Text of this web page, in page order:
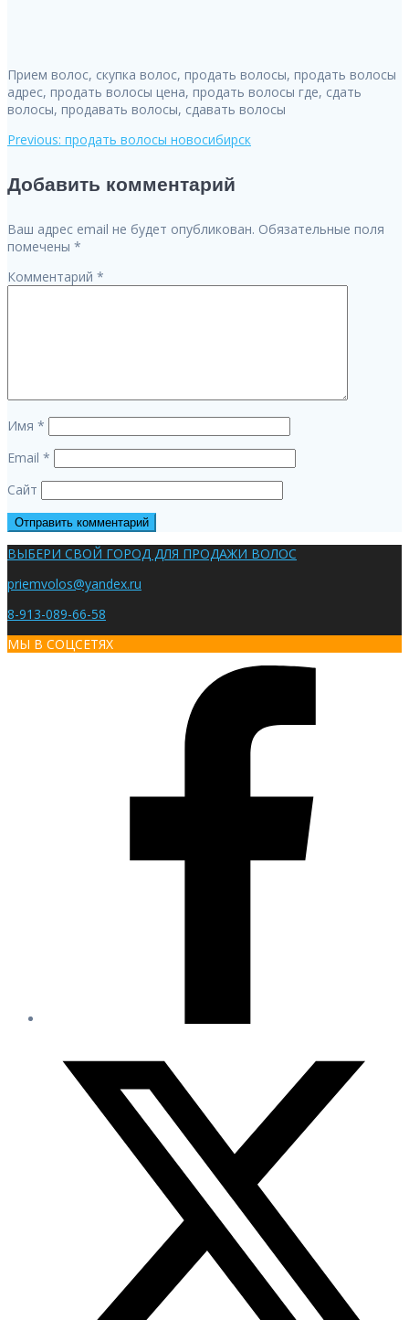
Прием волос, скупка волос, продать волосы, продать волосы
адрес, продать волосы цена, продать волосы где, сдать
волосы, продавать волосы, сдавать волосы
Навигация
по
записям
Previous: Previous
продать волосы новосибирск
Добавить комментарий
Ваш адрес email не будет опубликован. Обязательные поля
помечены *
Комментарий *
Имя *
Email *
Сайт
ВЫБЕРИ СВОЙ ГОРОД ДЛЯ ПРОДАЖИ ВОЛОС
priemvolos@yandex.ru
8-913-089-66-58
МЫ В СОЦСЕТЯХ